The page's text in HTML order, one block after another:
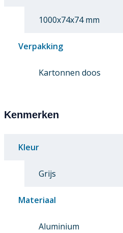
1000x74x74 mm
Verpakking
Kartonnen doos
Kenmerken
Kleur
Grijs
Materiaal
Aluminium